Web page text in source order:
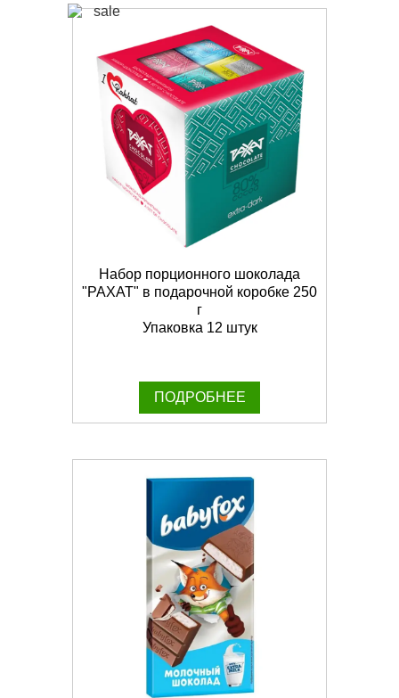
Набор порционного шоколада
"РАХАТ" в подарочной коробке 250
г
Упаковка 12 штук
ПОДРОБНЕЕ